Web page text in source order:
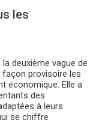
les
deuxième vague de
façon provisoire les
économique. Elle a
des
à leurs
se chiffre